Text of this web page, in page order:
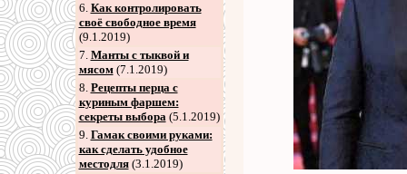
6. Как контролировать
своё свободное время
(9.1.2019)
7. Манты с тыквой и
мясом(7.1.2019)
8. Рецепты перца с
куриным фаршем:
секреты выбора(5.1.2019)
9. Гамак своими руками:
как сделать удобное
местодля(3.1.2019)